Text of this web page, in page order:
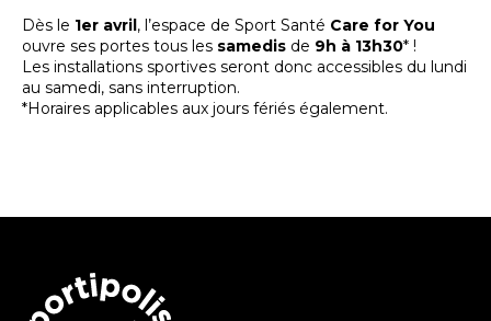
Dès le 1er avril , l’espace de Sport Santé Care for You
ouvre ses portes tous les samedis de 9h à 13h30* !
Les installations sportives seront donc accessibles du lundi
au samedi, sans interruption.
*Horaires applicables aux jours fériés également.